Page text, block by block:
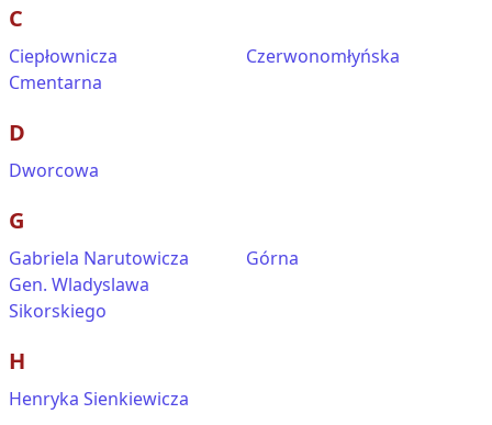
C
Ciepłownicza
Cmentarna
Czerwonomłyńska
D
Dworcowa
G
Gabriela Narutowicza
Gen. Wladyslawa
Sikorskiego
Górna
H
Henryka Sienkiewicza